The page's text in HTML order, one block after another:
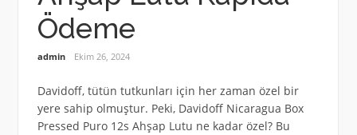
Ödeme
admin Ekim 26, 2024
Davidoff, tütün tutkunları için her zaman özel bir
yere sahip olmuştur. Peki, Davidoff Nicaragua Box
Pressed Puro 12s Ahşap Lutu ne kadar özel? Bu